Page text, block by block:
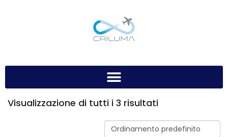
Visualizzazione di tutti i 3 risultati